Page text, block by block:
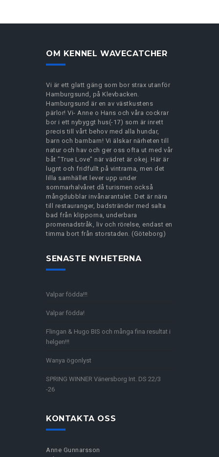
OM KENNEL WAVECATCHER
Vi är ett glatt gäng som bor strax utanför
Hamburgsund, på Klevbacken.
Hamburgsund är en av västkustens
pärlor! Vi- Anne o Hans och våra cockrar
bor i ett nybyggt hus(-17) som är inrett
precis till vårt behov med alla hundar,
barn och barnbarn! Vi älskar närheten till
natur och hav och ger oss ofta ut med vår
båt ”True Love” när vädret är okej. Här är
lugnt och fridfullt på vintrarna, men det
lilla samhället lever upp under
sommarhalvåret då turismen också
mångdubblar invånarantalet. Det är nära
till restauranger, badstränder med salta
bad från klipporna, underbara
promenadstråk, liv och rörelse, endast en
timma bort från storstaden. (Göteborg)
SENASTE NYHETERNA
Valpar födda!!!
Valpar födda!
Flingan & Hugo BIS och många fina resultat i
helgen!!!
Wanya ögonlyst
SPRING WINNER Vänersborg Int. DS 22/3
-26
KONTAKTA OSS
Anne Gunnarsson